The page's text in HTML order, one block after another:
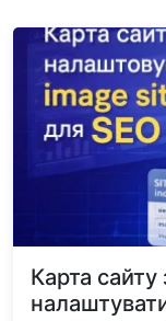
Карта